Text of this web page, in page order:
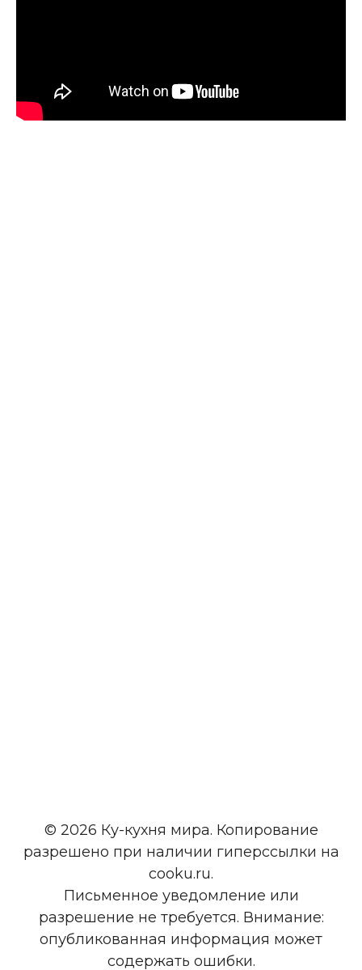
© 2026 Ку-кухня мира. Копирование
разрешено при наличии гиперссылки на
cooku.ru.
Письменное уведомление или
разрешение не требуется. Внимание:
опубликованная информация может
содержать ошибки.